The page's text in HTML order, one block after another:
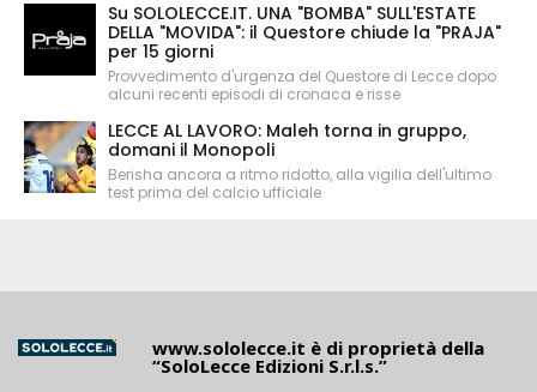
Su SOLOLECCE.IT. UNA "BOMBA" SULL'ESTATE
DELLA "MOVIDA": il Questore chiude la "PRAJA"
per 15 giorni
Provvedimento d'urgenza del Questore di Lecce dopo
alcuni recenti episodi di cronaca e risse
LECCE AL LAVORO: Maleh torna in gruppo,
domani il Monopoli
Berisha ancora a ritmo ridotto, alla vigilia dell'ultimo
test prima del calcio ufficiale
www.sololecce.it è di proprietà della
“SoloLecce Edizioni S.r.l.s.”